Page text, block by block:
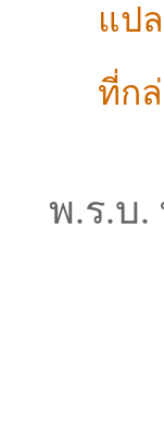
แป
ที่ก
พ.ร.บ.